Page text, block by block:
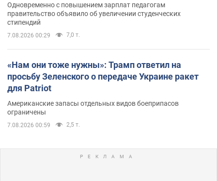
Одновременно с повышением зарплат педагогам
правительство объявило об увеличении студенческих
стипендий
7.08.2026 00:29 7,0 т.
«Нам они тоже нужны»: Трамп ответил на
просьбу Зеленского о передаче Украине ракет
для Patriot
Американские запасы отдельных видов боеприпасов
ограничены
7.08.2026 00:59 2,5 т.